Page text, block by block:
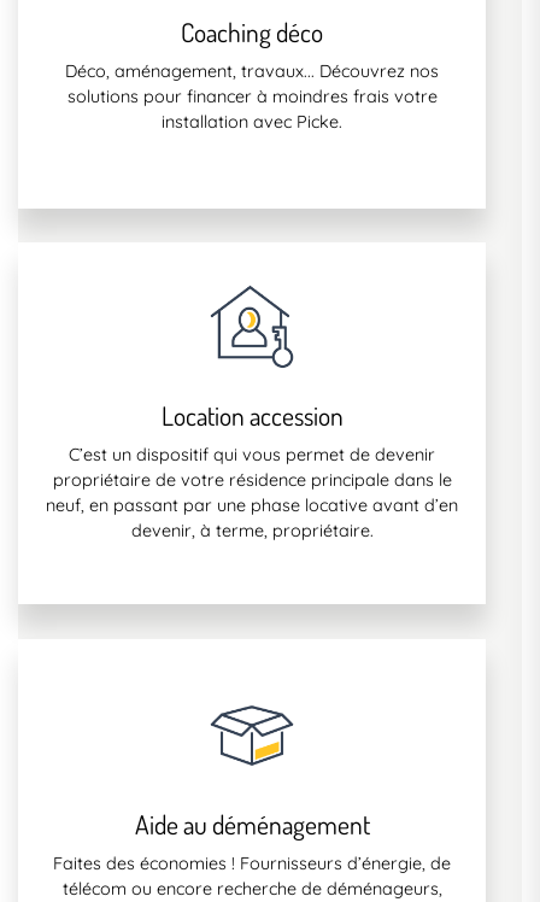
Coaching déco
Déco, aménagement, travaux... Découvrez nos
solutions pour financer à moindres frais votre
installation avec Picke.
Location accession
C’est un dispositif qui vous permet de devenir
propriétaire de votre résidence principale dans le
neuf, en passant par une phase locative avant d’en
devenir, à terme, propriétaire.
Aide au déménagement
Faites des économies ! Fournisseurs d’énergie, de
télécom ou encore recherche de déménageurs,